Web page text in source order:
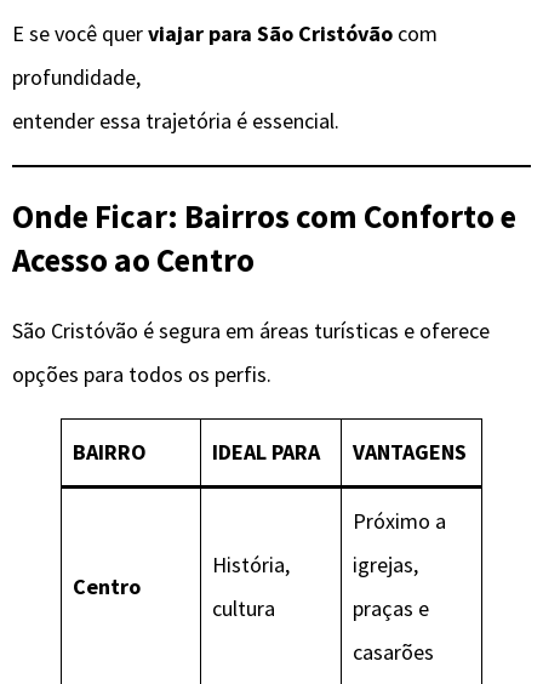
E se você querviajar para São Cristóvão com
profundidade,
entender essa trajetória é essencial.
Onde Ficar: Bairros com Conforto e
Acesso ao Centro
São Cristóvão é segura em áreas turísticas e oferece
opções para todos os perfis.
BAIRRO IDEAL PARA VANTAGENS
Centro
História,
cultura
Próximo a
igrejas,
praças e
casarões